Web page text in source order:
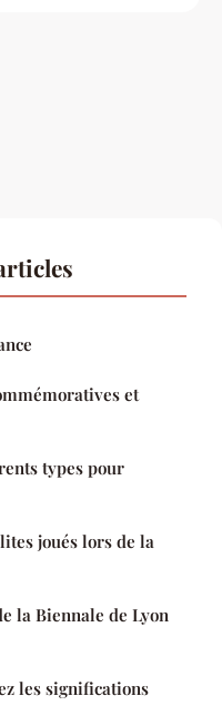
et
types pour
joués lors de la
la Biennale de Lyon
les significations